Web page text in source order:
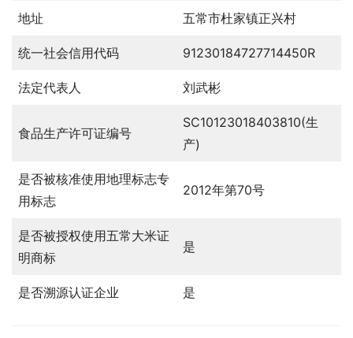
地址 五常市杜家镇正兴村
统一社会信用代码 91230184727714450R
法定代表人 刘武彬
食品生产许可证编号
SC10123018403810(生
产)
是否被核准使用地理标志专
用标志
2012年第70号
是否被授权使用五常大米证
明商标
是
是否溯源认证企业 是